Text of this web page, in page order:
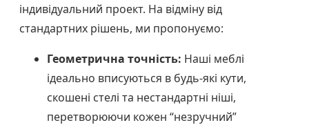
індивідуальний проект. На відміну від
стандартних рішень, ми пропонуємо:
Геометрична точність: Наші меблі
ідеально вписуються в будь-які кути,
скошені стелі та нестандартні ніші,
перетворюючи кожен “незручний”